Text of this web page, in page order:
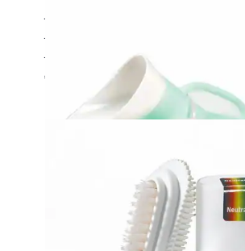
ideal für unterwegs
€ 9,95